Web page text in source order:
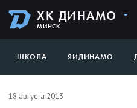
ХК ДИНАМО
МИНСК
ШКОЛА ЯИДИНАМО
18 августа 2013